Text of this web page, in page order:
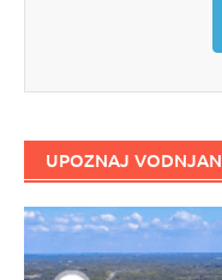
UPOZNAJ VODNJAN